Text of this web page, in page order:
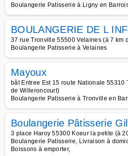
Boulangerie Patisserie à Ligny en
BOULANGERIE DE L
37 rue Tronville 55500 Velaines (à 7 km
Boulangerie Patisserie à Velaines
Mayoux
bât Entree Est 15 route Nationale 55310
de Willeroncourt)
Boulangerie Patisserie à Tronville en
Boulangerie Pâtisserie
3 place Haroy 55300 Koeur la petite (à
Boulangerie Patisserie, Livraison à
Boissons à emporter,